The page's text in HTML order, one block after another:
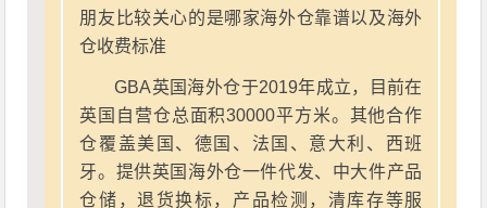
朋友比较关心的是哪家海外仓靠谱以及海外
仓收费标准
GBA英国海外仓于2019年成立，目前在
英国自营仓总面积30000平方米。其他合作
仓覆盖美国、德国、法国、意大利、西班
牙。提供英国海外仓一件代发、中大件产品
仓储，退货换标，产品检测，清库存等服